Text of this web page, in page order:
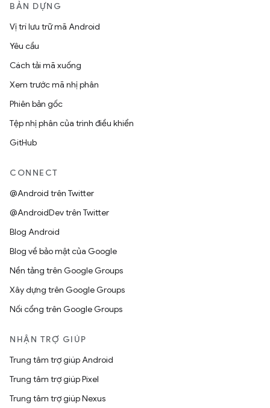
BẢN DỰNG
Vị trí lưu trữ mã Android
Yêu cầu
Cách tải mã xuống
Xem trước mã nhị phân
Phiên bản gốc
Tệp nhị phân của trình điều khiển
GitHub
CONNECT
@Android trên Twitter
@AndroidDev trên Twitter
Blog Android
Blog về bảo mật của Google
Nền tảng trên Google Groups
Xây dựng trên Google Groups
Nối cổng trên Google Groups
NHẬN TRỢ GIÚP
Trung tâm trợ giúp Android
Trung tâm trợ giúp Pixel
Trung tâm trợ giúp Nexus